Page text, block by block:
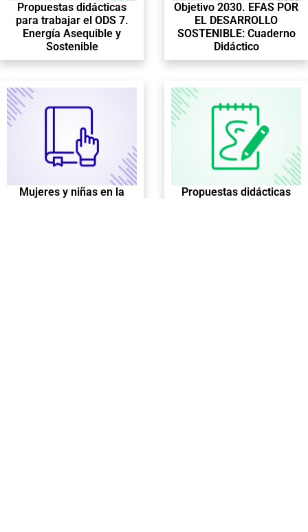
Propuestas didácticas
para trabajar el ODS 7.
Energía Asequible y
Sostenible
Objetivo 2030. EFAS POR
EL DESARROLLO
SOSTENIBLE: Cuaderno
Didáctico
Mujeres y niñas en la
Propuestas didácticas